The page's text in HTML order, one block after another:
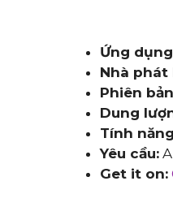
Ứng
Nhà phát
Phiên
Dung
Tính
Yêu cầu:
Get it on: